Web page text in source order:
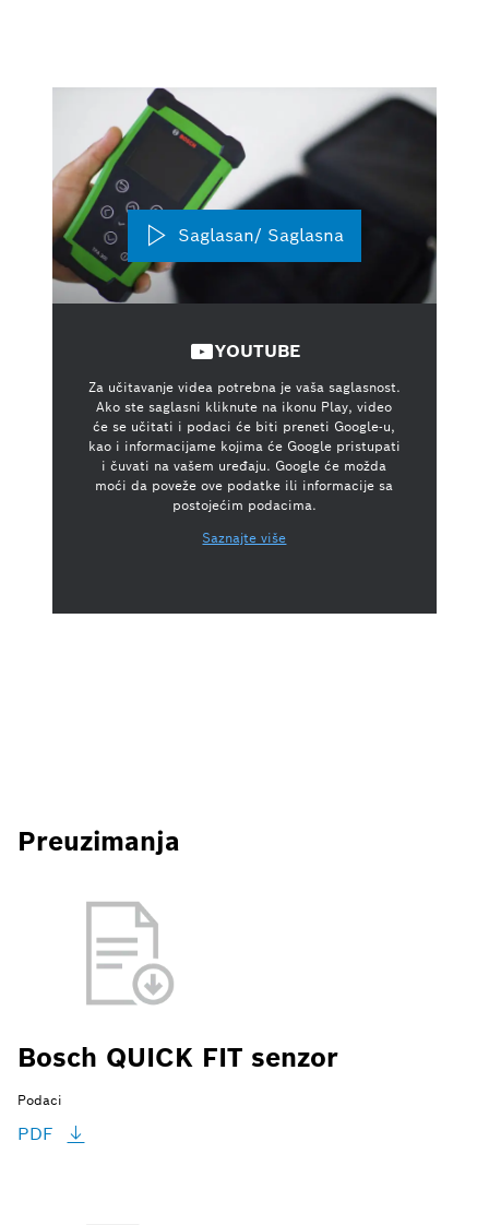
Saglasan/ Saglasna
YOUTUBE
Za učitavanje videa potrebna je vaša saglasnost.
Ako ste saglasni kliknute na ikonu Play, video
će se učitati i podaci će biti preneti Google-u,
kao i informacijame kojima će Google pristupati
i čuvati na vašem uređaju. Google će možda
moći da poveže ove podatke ili informacije sa
postojećim podacima.
Saznajte više
Preuzimanja
Bosch QUICK FIT senzor
Podaci
PDF